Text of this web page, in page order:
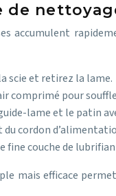
de
accumulent
scie et retirez la lame.
comprimé pour
lame et le patin
du cordon
fine couche de
mais efficace